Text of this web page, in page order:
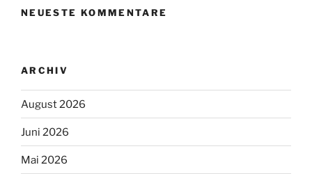
NEUESTE KOMMENTARE
ARCHIV
August 2026
Juni 2026
Mai 2026